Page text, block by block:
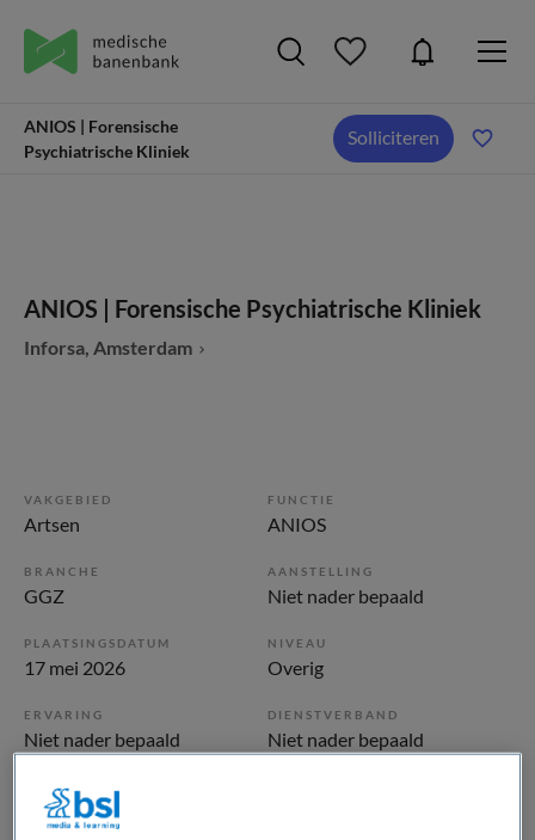
ANIOS | Forensische
Psychiatrische Kliniek
Solliciteren
ANIOS | Forensische Psychiatrische Kliniek
Inforsa, Amsterdam
VAKGEBIED
Artsen
FUNCTIE
ANIOS
BRANCHE
GGZ
AANSTELLING
Niet nader bepaald
PLAATSINGSDATUM
17 mei 2026
NIVEAU
Overig
ERVARING
Niet nader bepaald
DIENSTVERBAND
Niet nader bepaald
Vacature niet beschikbaar